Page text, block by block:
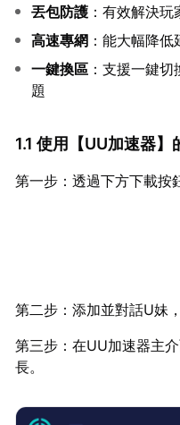
丟包防護 ：有效解決
高速專網 ：能大幅降
一鍵換區 ：支援一鍵
題
1.1 使用【UU加速器】
第一步：透過下方下載按
第二步：添加並對話U妹
第三步：在UU加速器主
長。